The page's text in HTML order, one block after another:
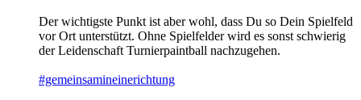
Der wichtigste Punkt ist aber wohl, dass Du so Dein Spielfeld
vor Ort unterstützt. Ohne Spielfelder wird es sonst schwierig
der Leidenschaft Turnierpaintball nachzugehen.
#gemeinsamineinerichtung